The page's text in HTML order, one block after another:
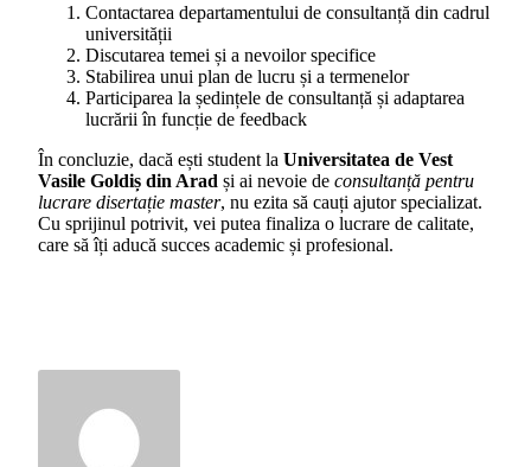
Contactarea departamentului de consultanță din cadrul
universității
Discutarea temei și a nevoilor specifice
Stabilirea unui plan de lucru și a termenelor
Participarea la ședințele de consultanță și adaptarea
lucrării în funcție de feedback
În concluzie, dacă ești student la Universitatea de Vest
Vasile Goldiș din Arad și ai nevoie de consultanță pentru
lucrare disertație master, nu ezita să cauți ajutor specializat.
Cu sprijinul potrivit, vei putea finaliza o lucrare de calitate,
care să îți aducă succes academic și profesional.